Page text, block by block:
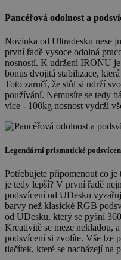
Pancéřová odolnost a
Novinka od Ultradesku nese
první řadě vysoce odolná
nosností. K udržení IRONU
bonus dvojitá stabilizace,
Toto zaručí, že stůl si udrží
používání. Nemusíte se tedy
více - 100kg nosnost vydrží
Legendární prismatické
Potřebujete připomenout co
je tedy lepší? V první řadě
podsvícení od UDesku
barvy než klasické RGB
od UDesku, který se pyšní
Kreativitě se meze nekladou,
podsvícení si zvolíte. Vše lze
tlačítek, které se nacházejí na